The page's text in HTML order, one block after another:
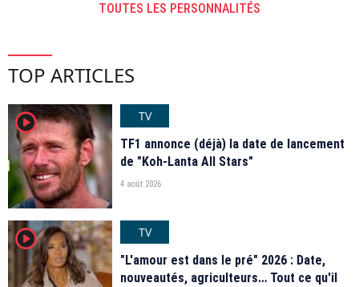
TOUTES LES PERSONNALITÉS
TOP ARTICLES
player2
TV
TF1 annonce (déjà) la date de lancement
de "Koh-Lanta All Stars"
4 août 2026
player2
TV
"L'amour est dans le pré" 2026 : Date,
nouveautés, agriculteurs… Tout ce qu'il